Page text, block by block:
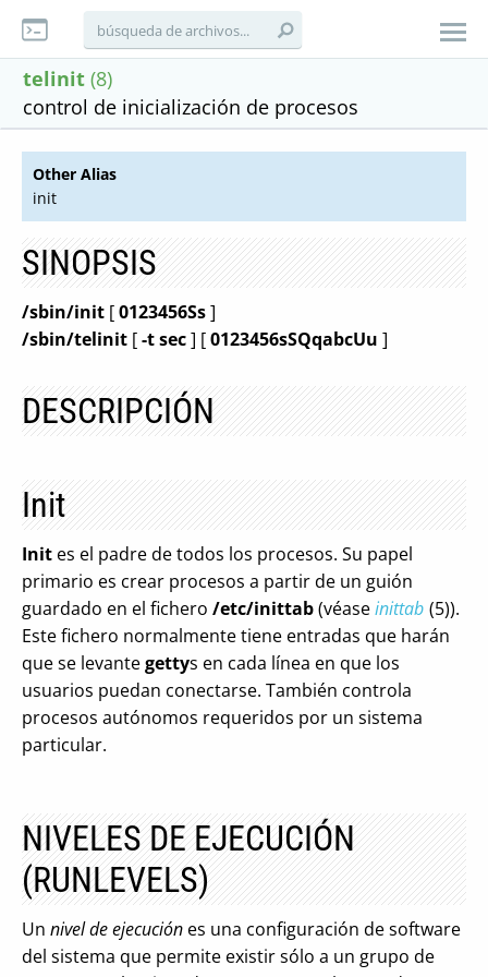
telinit (8)
control de inicialización de procesos
Other Alias
init
SINOPSIS
/sbin/init [0123456Ss]
/sbin/telinit [-t sec] [0123456sSQqabcUu ]
DESCRIPCIÓN
Init
Init es el padre de todos los procesos. Su papel
primario es crear procesos a partir de un guión
guardado en el fichero /etc/inittab(véaseinittab (5)).
Este fichero normalmente tiene entradas que harán
que se levantegettys en cada línea en que los
usuarios puedan conectarse. También controla
procesos autónomos requeridos por un sistema
particular.
NIVELES DE EJECUCIÓN
(RUNLEVELS)
Un nivel de ejecución es una configuración de software
del sistema que permite existir sólo a un grupo de